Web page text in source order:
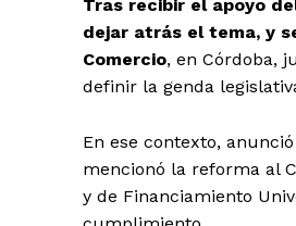
Tras recibir el apoyo
dejar atrás el tema, y
Comercio, en Córdoba,
definir la genda
En ese contexto, anunció
mencionó la reforma al
y de Financiamiento